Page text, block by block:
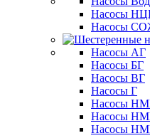
Насосы
Насосы
Насосы АГ
Насосы БГ
Насосы ВГ
Насосы Г
Насосы
Насосы
Насосы